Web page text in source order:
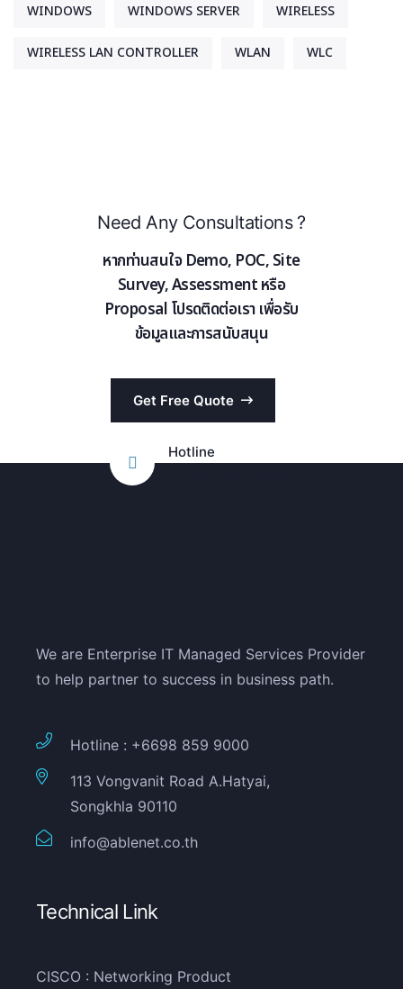
WINDOWS WINDOWS SERVER WIRELESS
WIRELESS LAN CONTROLLER WLAN WLC
Need Any Consultations ?
หากท่านสนใจ Demo, POC, Site
Survey, Assessment หรือ
Proposal โปรดติดต่อเรา เพื่อรับ
ข้อมูลและการสนับสนุน
Get Free Quote
Hotline
We are Enterprise IT Managed Services Provider
to help partner to success in business path.
Hotline : +6698 859 9000
113 Vongvanit Road A.Hatyai,
Songkhla 90110
info@ablenet.co.th
Technical Link
CISCO : Networking Product